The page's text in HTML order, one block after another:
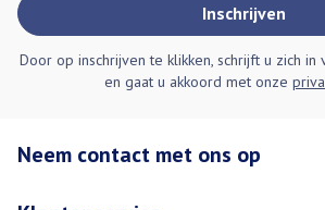
Inschrijven
Door op inschrijven te klikken, schrijft u zich
en gaat u akkoord met onze
Neem contact met ons op